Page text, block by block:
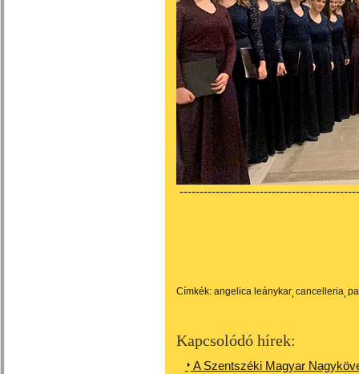
Címkék: angelica leánykar cancelleria
Kapcsolódó hírek:
A Szentszéki Magyar